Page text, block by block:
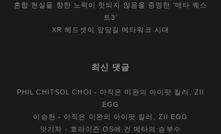
혼합 현실을 향한 노력이 헛되지 않음을 증명한 ‘메타 퀘스
트3’
XR 헤드셋이 앞당길 메타워크 시대
최신 댓글
PHIL CHITSOL CHOI - 아직은 미완의 아이팟 킬러, ZII
EGG
이승헌 - 아직은 미완의 아이팟 킬러, ZII EGG
맛기차 - 호라이즌 OS에 건 메타의 승부수